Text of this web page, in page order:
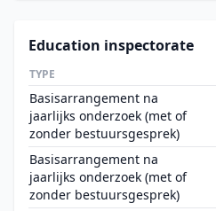
Education inspectorate
TYPE
Basisarrangement na
jaarlijks onderzoek (met of
zonder bestuursgesprek)
Basisarrangement na
jaarlijks onderzoek (met of
zonder bestuursgesprek)